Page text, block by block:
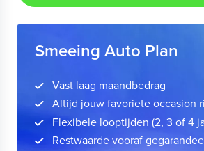
Smeeing Auto Plan
Vast laag maandbedrag
Altijd jouw favoriete occasion
Flexibele looptijden (2, 3 of 4
Restwaarde vooraf